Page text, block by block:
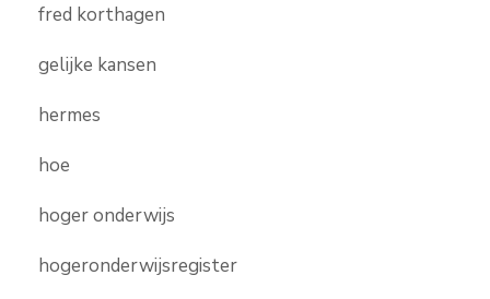
fred korthagen
gelijke kansen
hermes
hoe
hoger onderwijs
hogeronderwijsregister